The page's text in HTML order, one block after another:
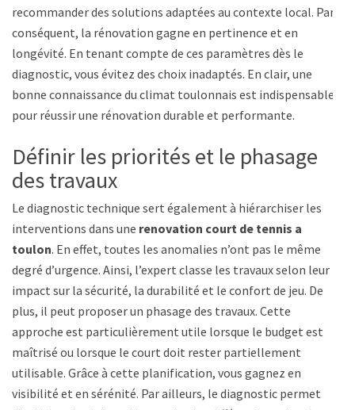
recommander des solutions adaptées au contexte local. Par
conséquent, la rénovation gagne en pertinence et en
longévité. En tenant compte de ces paramètres dès le
diagnostic, vous évitez des choix inadaptés. En clair, une
bonne connaissance du climat toulonnais est indispensable
pour réussir une rénovation durable et performante.
Définir les priorités et le phasage
des travaux
Le diagnostic technique sert également à hiérarchiser les
interventions dans une renovation court de tennis a
toulon. En effet, toutes les anomalies n’ont pas le même
degré d’urgence. Ainsi, l’expert classe les travaux selon leur
impact sur la sécurité, la durabilité et le confort de jeu. De
plus, il peut proposer un phasage des travaux. Cette
approche est particulièrement utile lorsque le budget est
maîtrisé ou lorsque le court doit rester partiellement
utilisable. Grâce à cette planification, vous gagnez en
visibilité et en sérénité. Par ailleurs, le diagnostic permet